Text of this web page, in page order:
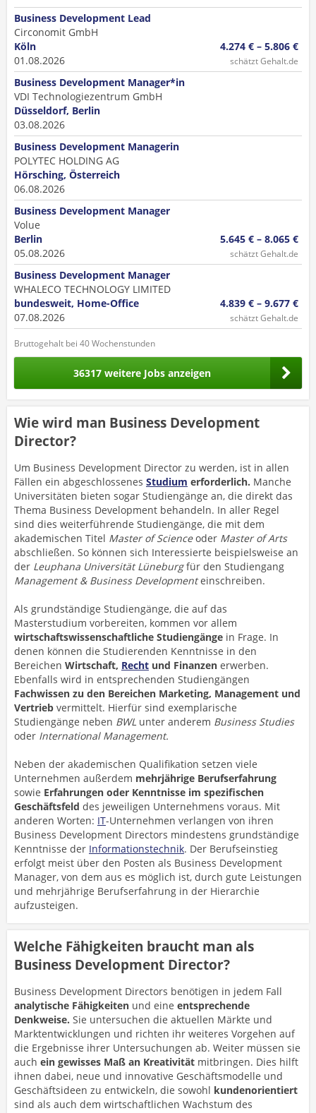
Business Development Lead
Circonomit GmbH
Köln
01.08.2026
4.274 € – 5.806 €
schätzt Gehalt.de
Business Development Manager*in
VDI Technologiezentrum GmbH
Düsseldorf, Berlin
03.08.2026
Business Development Managerin
POLYTEC HOLDING AG
Hörsching, Österreich
06.08.2026
Business Development Manager
Volue
Berlin
05.08.2026
5.645 € – 8.065 €
schätzt Gehalt.de
Business Development Manager
WHALECO TECHNOLOGY LIMITED
bundesweit, Home-Office
07.08.2026
4.839 € – 9.677 €
schätzt Gehalt.de
Bruttogehalt bei 40 Wochenstunden
36317 weitere Jobs anzeigen
Wie wird man Business Development
Director?
Um Business Development Director zu werden, ist in allen
Fällen ein abgeschlossenes Studium erforderlich. Manche
Universitäten bieten sogar Studiengänge an, die direkt das
Thema Business Development behandeln. In aller Regel
sind dies weiterführende Studiengänge, die mit dem
akademischen Titel Master of Scienceoder Master of Arts
abschließen. So können sich Interessierte beispielsweise an
der Leuphana Universität Lüneburgfür den Studiengang
Management & Business Developmenteinschreiben.
Als grundständige Studiengänge, die auf das
Masterstudium vorbereiten, kommen vor allem
wirtschaftswissenschaftliche Studiengänge in Frage. In
denen können die Studierenden Kenntnisse in den
Bereichen Wirtschaft, Recht und Finanzen erwerben.
Ebenfalls wird in entsprechenden Studiengängen
Fachwissen zu den Bereichen Marketing, Management und
Vertrieb vermittelt. Hierfür sind exemplarische
Studiengänge neben BWL unter anderem Business Studies
oder International Management.
Neben der akademischen Qualifikation setzen viele
Unternehmen außerdem mehrjährige Berufserfahrung
sowie Erfahrungen oder Kenntnisse im spezifischen
Geschäftsfeld des jeweiligen Unternehmens voraus. Mit
anderen Worten: IT-Unternehmen verlangen von ihren
Business Development Directors mindestens grundständige
Kenntnisse der Informationstechnik. Der Berufseinstieg
erfolgt meist über den Posten als Business Development
Manager, von dem aus es möglich ist, durch gute Leistungen
und mehrjährige Berufserfahrung in der Hierarchie
aufzusteigen.
Welche Fähigkeiten braucht man als
Business Development Director?
Business Development Directors benötigen in jedem Fall
analytische Fähigkeiten und eine entsprechende
Denkweise. Sie untersuchen die aktuellen Märkte und
Marktentwicklungen und richten ihr weiteres Vorgehen auf
die Ergebnisse ihrer Untersuchungen ab. Weiter müssen sie
auch ein gewisses Maß an Kreativität mitbringen. Dies hilft
ihnen dabei, neue und innovative Geschäftsmodelle und
Geschäftsideen zu entwickeln, die sowohl kundenorientiert
sind als auch dem wirtschaftlichen Wachstum des